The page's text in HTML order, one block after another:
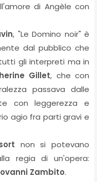
di Angèle con
, "Le Domino noir" è
dal pubblico che
gli interpreti ma in
Gillet, che con
passava dalle
con leggerezza e
agio fra parti gravi e
non si potevano
regia di un'opera:
Zambito.